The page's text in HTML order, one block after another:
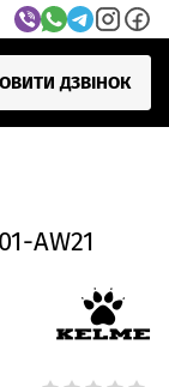
ДЗВІНОК
AW21